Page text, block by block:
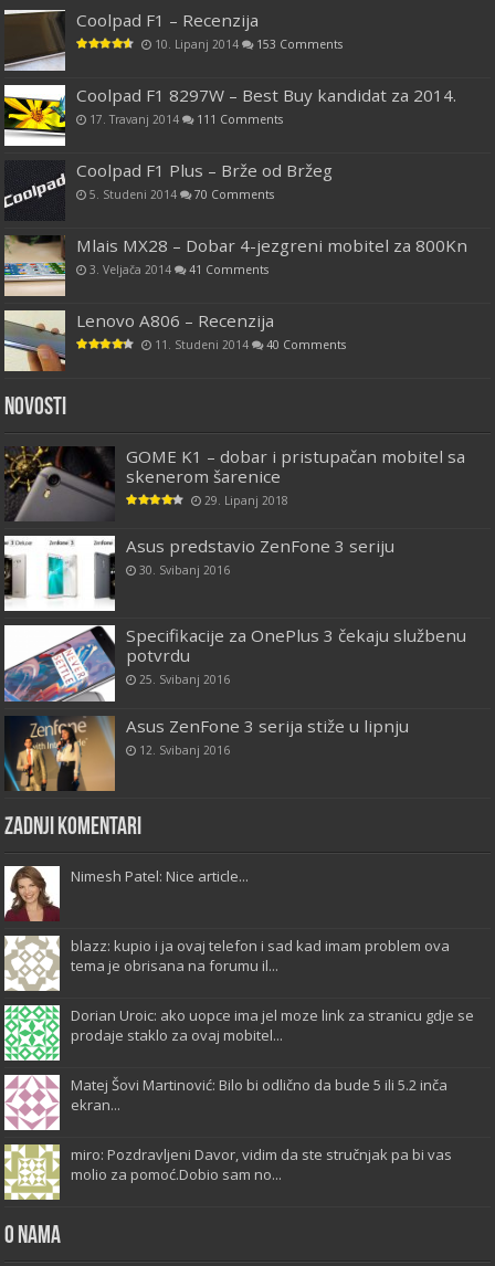
Coolpad F1 – Recenzija
10. Lipanj 2014 153 Comments
Coolpad F1 8297W – Best Buy kandidat za 2014.
17. Travanj 2014 111 Comments
Coolpad F1 Plus – Brže od Bržeg
5. Studeni 2014 70 Comments
Mlais MX28 – Dobar 4-jezgreni mobitel za 800Kn
3. Veljača 2014 41 Comments
Lenovo A806 – Recenzija
11. Studeni 2014 40 Comments
Novosti
GOME K1 – dobar i pristupačan mobitel sa
skenerom šarenice
29. Lipanj 2018
Asus predstavio ZenFone 3 seriju
30. Svibanj 2016
Specifikacije za OnePlus 3 čekaju službenu
potvrdu
25. Svibanj 2016
Asus ZenFone 3 serija stiže u lipnju
12. Svibanj 2016
Zadnji komentari
Nimesh Patel: Nice article...
blazz: kupio i ja ovaj telefon i sad kad imam problem ova
tema je obrisana na forumu il...
Dorian Uroic: ako uopce ima jel moze link za stranicu gdje se
prodaje staklo za ovaj mobitel...
Matej Šovi Martinović: Bilo bi odlično da bude 5 ili 5.2 inča
ekran...
miro: Pozdravljeni Davor, vidim da ste stručnjak pa bi vas
molio za pomoć.Dobio sam no...
O Nama